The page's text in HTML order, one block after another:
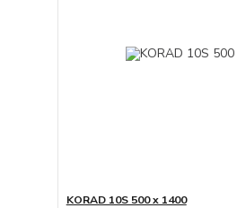
KORAD 10S 500 x 1400